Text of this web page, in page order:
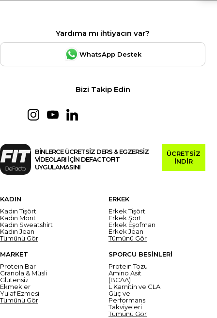
Yardıma mı ihtiyacın var?
WhatsApp Destek
Bizi Takip Edin
BİNLERCE ÜCRETSİZ DERS & EGZERSİZ
VİDEOLARI İÇİN DEFACTOFIT
UYGULAMASINI
ÜCRETSİZ
İNDİR
KADIN
Kadın Tişört
Kadın Mont
Kadın Sweatshirt
Kadın Jean
Tümünü Gör
ERKEK
Erkek Tişört
Erkek Şort
Erkek Eşofman
Erkek Jean
Tümünü Gör
MARKET
Protein Bar
Granola & Müsli
Glutensiz
Ekmekler
Yulaf Ezmesi
Tümünü Gör
SPORCU BESİNLERİ
Protein Tozu
Amino Asit
(BCAA)
L Karnitin ve CLA
Güç ve
Performans
Takviyeleri
Tümünü Gör